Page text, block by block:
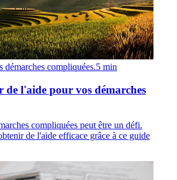
démarches compliquées.5 min
de l'aide pour vos démarches
compliquées peut être un défi.
de l'aide efficace grâce à ce guide